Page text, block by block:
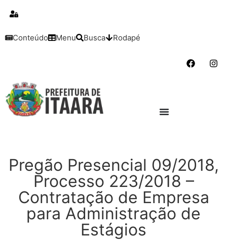
conteúdo
Conteúdo Menu Busca Rodapé
Pregão Presencial 09/2018,
Processo 223/2018 –
Contratação de Empresa
para Administração de
Estágios